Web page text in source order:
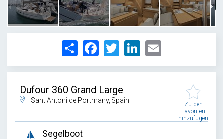
Share FacebookTwitter LinkedIn
Dufour 360 Grand Large
Sant Antoni de Portmany, Spain
Zu den
Favoriten
hinzufügen
Segelboot